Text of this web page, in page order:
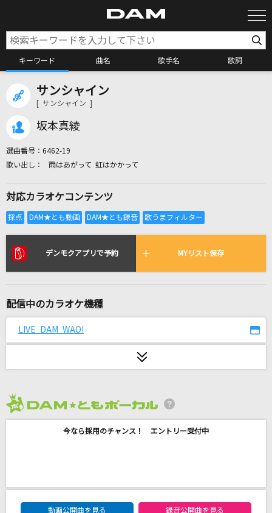
キーワード 曲名 歌手名 歌詞
カラオケ検索
全国りれき
リアルタイムで歌われている曲の一覧
エイリアンエイリアン
ダーリン
わたがし
サンシャイン
[ サンシャイン ]
坂本真綾
選曲番号： 6462-19
雨はあがって 虹はかかって
対応カラオケコンテンツ
デンモクアプリで予約 MYリスト保存
配信中のカラオケ機種
LIVE DAM WAO!
今なら採用のチャンス！ エントリー受付中
DAM★ともボーカルエントリーランキング
動画公開曲を見る
録音公開曲を見る